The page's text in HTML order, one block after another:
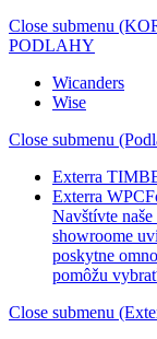
Close submenu
PODLAHY
Wicanders
Wise
Close submenu
Exterra
Exterra WPC
Navštívte
showroome
poskytne
pomôžu
Close submenu